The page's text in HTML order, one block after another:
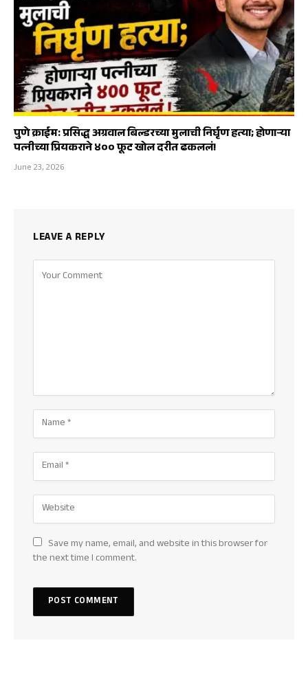
पुणे क्राईम: प्रसिद्ध अग्रवाल बिल्डरच्या मुलाची निर्घृण हत्या; होणाऱ्या
पत्नीच्या प्रियकराने ४०० फूट खोल दरीत ढकललं!
June 23, 2026
LEAVE A REPLY
Save my name, email, and website in this browser for
the next time I comment.